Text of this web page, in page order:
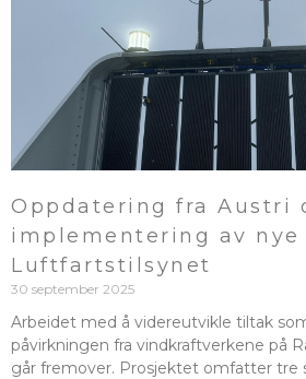
Oppdatering fra Austri
implementering av nye
Luftfartstilsynet
30 september 2025
Arbeidet med å videreutvikle tiltak
påvirkningen fra vindkraftverkene på
går fremover. Prosjektet omfatter tre